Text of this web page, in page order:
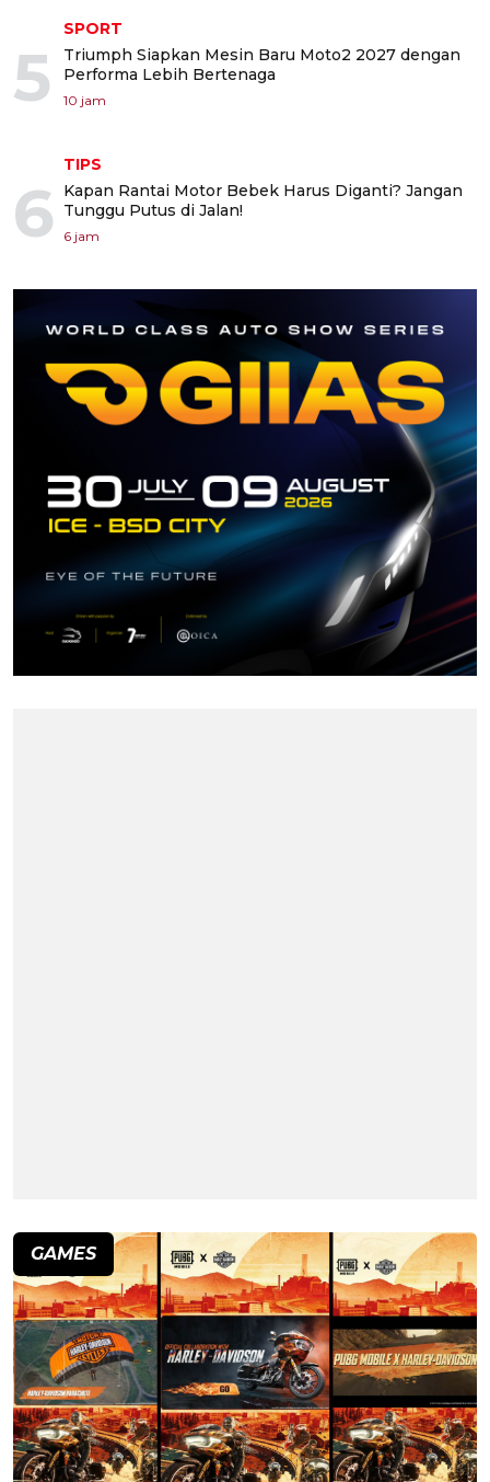
5
SPORT
Triumph Siapkan Mesin Baru Moto2 2027 dengan
Performa Lebih Bertenaga
10 jam
6
TIPS
Kapan Rantai Motor Bebek Harus Diganti? Jangan
Tunggu Putus di Jalan!
6 jam
GAMES